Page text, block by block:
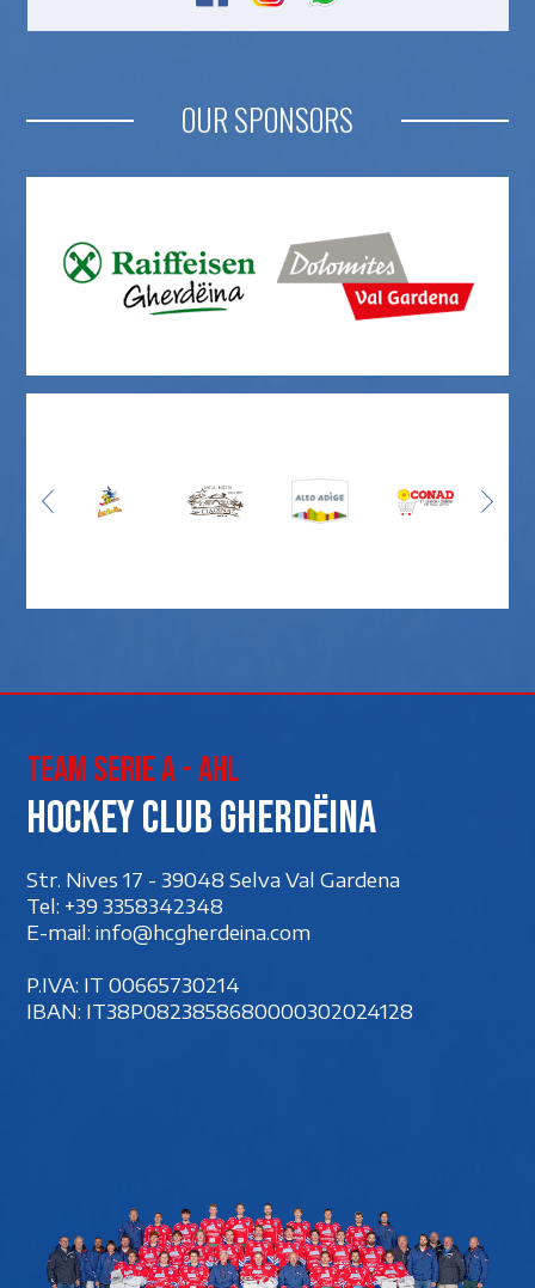
OUR SPONSORS
Team Serie A - AHL
Hockey club Gherdëina
Str. Nives 17 - 39048 Selva Val Gardena
Tel: +39 3358342348
E-mail: info@hcgherdeina.com
P.IVA: IT 00‍665730214
IBAN: IT38P0823858680000302024128